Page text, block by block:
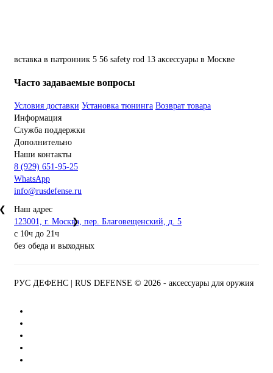
вставка в патронник 5 56 safety rod 13 аксессуары в Москве
Часто задаваемые вопросы
Условия доставки Установка тюнинга Возврат товара
Информация
Служба поддержки
Дополнительно
Наши контакты
8 (929) 651-95-25
WhatsApp
info@rusdefense.ru
Наш адрес
❯
123001, г. Москва, пер. Благовещенский, д. 5
с 10ч до 21ч
без обеда и выходных
РУС ДЕФЕНС | RUS DEFENSE © 2026 - аксессуары для оружия